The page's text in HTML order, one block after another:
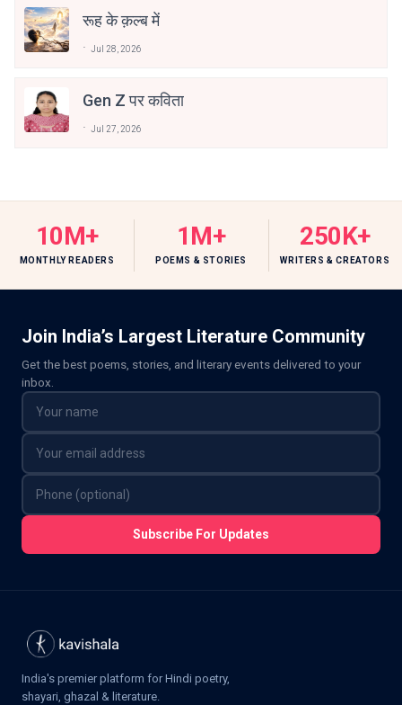
रूह के क़ल्ब में
Jul 28, 2026
Gen Z पर कविता
Jul 27, 2026
10M+
MONTHLY READERS
1M+
POEMS & STORIES
250K+
WRITERS & CREATORS
Join India’s Largest Literature Community
Get the best poems, stories, and literary events delivered to your
inbox.
Subscribe For Updates
India's premier platform for Hindi poetry,
shayari, ghazal & literature.